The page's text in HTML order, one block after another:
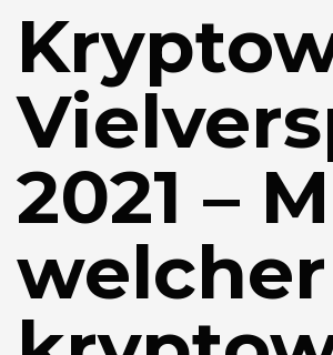
2021 –
welcher